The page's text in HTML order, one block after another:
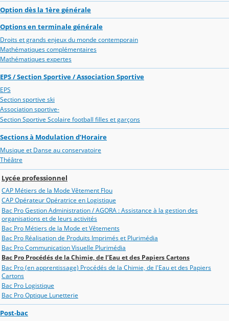
Option dès la 1ère générale
Options en terminale générale
Droits et grands enjeux du monde contemporain
Mathématiques complémentaires
Mathématiques expertes
EPS / Section Sportive / Association Sportive
EPS
Section sportive ski
Association sportive-
Section Sportive Scolaire football filles et garçons
Sections à Modulation d’Horaire
Musique et Danse au conservatoire
Théâtre
Lycée professionnel
CAP Métiers de la Mode Vêtement Flou
CAP Opérateur Opératrice en Logistique
Bac Pro Gestion Administration / AGORA : Assistance à la gestion des
organisations et de leurs activités
Bac Pro Métiers de la Mode et Vêtements
Bac Pro Réalisation de Produits Imprimés et Plurimédia
Bac Pro Communication Visuelle Plurimédia
Bac Pro Procédés de la Chimie, de l’Eau et des Papiers Cartons
Bac Pro (en apprentissage) Procédés de la Chimie, de l'Eau et des Papiers
Cartons
Bac Pro Logistique
Bac Pro Optique Lunetterie
Post-bac